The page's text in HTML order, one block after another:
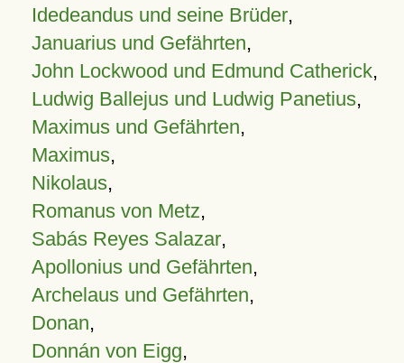
Idedeandus und seine Brüder,
Januarius und Gefährten,
John Lockwood und Edmund Catherick,
Ludwig Ballejus und Ludwig Panetius,
Maximus und Gefährten,
Maximus,
Nikolaus,
Romanus von Metz,
Sabás Reyes Salazar,
Apollonius und Gefährten,
Archelaus und Gefährten,
Donan,
Donnán von Eigg,